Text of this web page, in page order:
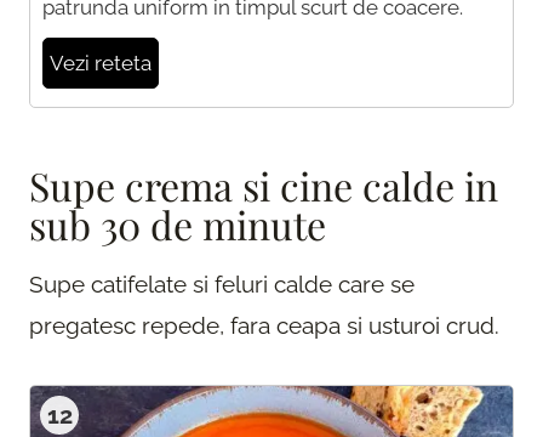
patrunda uniform in timpul scurt de coacere.
Vezi reteta
Supe crema si cine calde in
sub 30 de minute
Supe catifelate si feluri calde care se
pregatesc repede, fara ceapa si usturoi crud.
12